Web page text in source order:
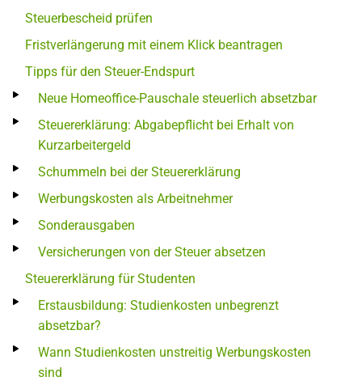
Steuerbescheid prüfen
Fristverlängerung mit einem Klick beantragen
Tipps für den Steuer-Endspurt
Neue Homeoffice-Pauschale steuerlich absetzbar
Steuererklärung: Abgabepflicht bei Erhalt von
Kurzarbeitergeld
Schummeln bei der Steuererklärung
Werbungskosten als Arbeitnehmer
Sonderausgaben
Versicherungen von der Steuer absetzen
Steuererklärung für Studenten
Erstausbildung: Studienkosten unbegrenzt
absetzbar?
Wann Studienkosten unstreitig Werbungskosten
sind